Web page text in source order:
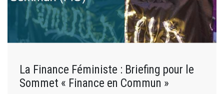
La Finance Féministe : Briefing pour le
Sommet « Finance en Commun »